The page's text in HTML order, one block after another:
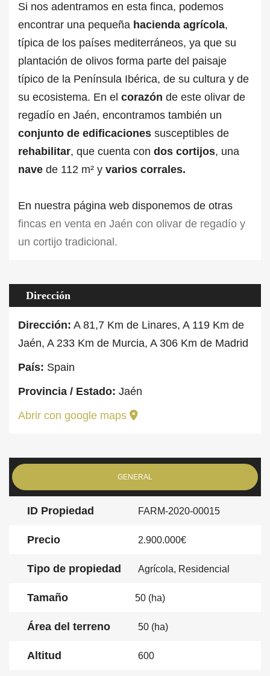
Si nos adentramos en esta finca, podemos
encontrar una pequeña hacienda agrícola,
típica de los países mediterráneos, ya que su
plantación de olivos forma parte del paisaje
típico de la Península Ibérica, de su cultura y de
su ecosistema. En el corazón de este olivar de
regadío en Jaén, encontramos también un
conjunto de edificaciones susceptibles de
rehabilitar, que cuenta con dos cortijos, una
nave de 112 m² y varios corrales.
En nuestra página web disponemos de otras
fincas en venta en Jaén con olivar de regadío y
un cortijo tradicional.
Dirección
Dirección: A 81,7 Km de Linares, A 119 Km de
Jaén, A 233 Km de Murcia, A 306 Km de Madrid
País: Spain
Provincia / Estado: Jaén
Abrir con google maps
GENERAL
ID Propiedad FARM-2020-00015
Precio 2.900.000€
Tipo de propiedad Agrícola, Residencial
Tamaño 50 (ha)
Área del terreno 50 (ha)
Altitud 600